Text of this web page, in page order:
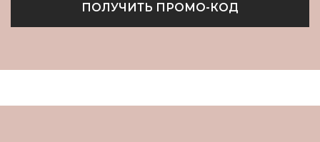
ПОЛУЧИТЬ ПРОМО-КОД